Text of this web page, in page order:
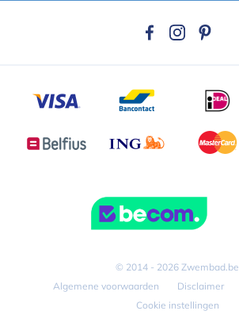
© 2014 - 2026 Zwembad.be
Algemene voorwaarden
Disclaimer
Cookie instellingen